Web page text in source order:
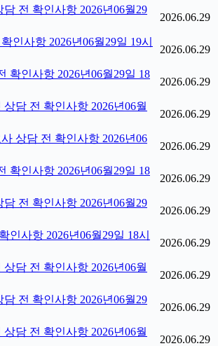
전 확인사항 2026년06월29
2026.06.29
인사항 2026년06월29일 19시
2026.06.29
확인사항 2026년06월29일 18
2026.06.29
담 전 확인사항 2026년06월
2026.06.29
상담 전 확인사항 2026년06
2026.06.29
확인사항 2026년06월29일 18
2026.06.29
전 확인사항 2026년06월29
2026.06.29
인사항 2026년06월29일 18시
2026.06.29
담 전 확인사항 2026년06월
2026.06.29
전 확인사항 2026년06월29
2026.06.29
담 전 확인사항 2026년06월
2026.06.29